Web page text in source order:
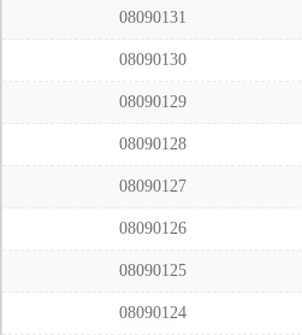
08090131
08090130
08090129
08090128
08090127
08090126
08090125
08090124